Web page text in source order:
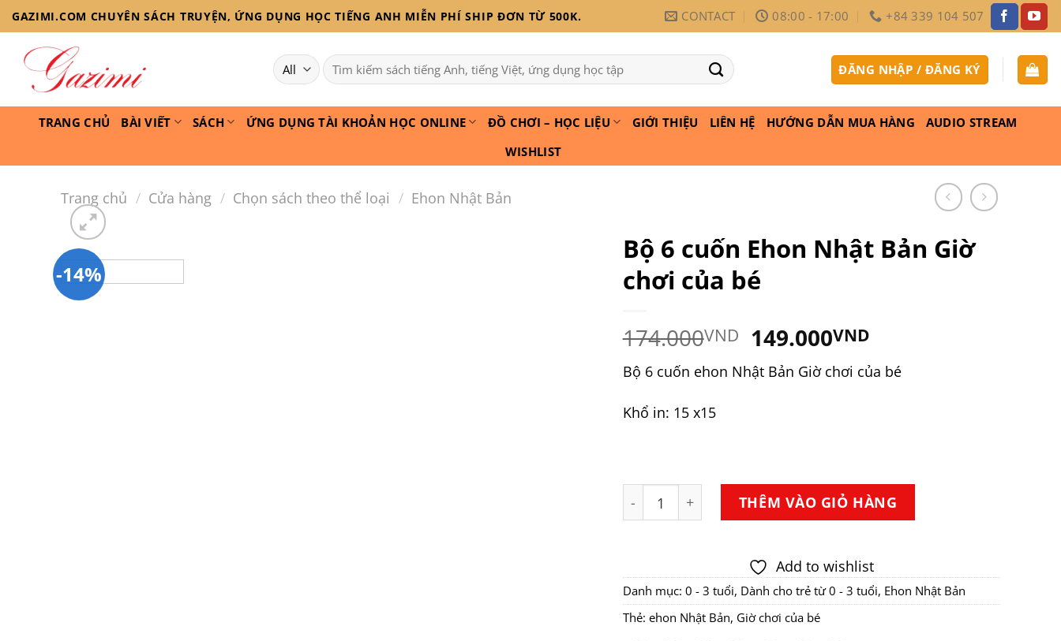
Skip
to
content
GAZIMI.COM CHUYÊN SÁCH TRUYỆN, ỨNG DỤNG HỌC TIẾNG ANH MIỄN PHÍ SHIP ĐƠN TỪ 500K. CONTACT 08:00 - 17:00 +84 339 104 507
Tìm
kiếm:
ĐĂNG NHẬP / ĐĂNG KÝ
TRANG CHỦ BÀI VIẾT SÁCH ỨNG DỤNG TÀI KHOẢN HỌC ONLINE ĐỒ CHƠI – HỌC LIỆU GIỚI THIỆU LIÊN HỆ HƯỚNG DẪN MUA HÀNG
AUDIO STREAM
WISHLIST
Trang chủ / Cửa hàng / Chọn sách theo thể loại / Ehon Nhật Bản
-14%
Bộ 6 cuốn Ehon Nhật Bản Giờ
chơi của bé
174.000VND Giá
gốc
là:
149.000VNDGiá
hiện
tại
Bộ 6 cuốn ehon Nhật Bản Giờ chơi của bé
Khổ in: 15 x15
Bộ 6 cuốn Ehon Nhật Bản Giờ chơi của bé số lượng
THÊM VÀO GIỎ HÀNG
Add to wishlist
Danh mục: 0 - 3 tuổi, Dành cho trẻ từ 0 - 3 tuổi, Ehon Nhật Bản
Thẻ: ehon Nhật Bản, Giờ chơi của bé